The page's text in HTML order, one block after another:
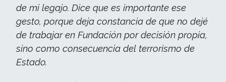
de mi legajo. Dice que es importante ese
gesto, porque deja constancia de que no dejé
de trabajar en Fundación por decisión propia,
sino como consecuencia del terrorismo de
Estado.